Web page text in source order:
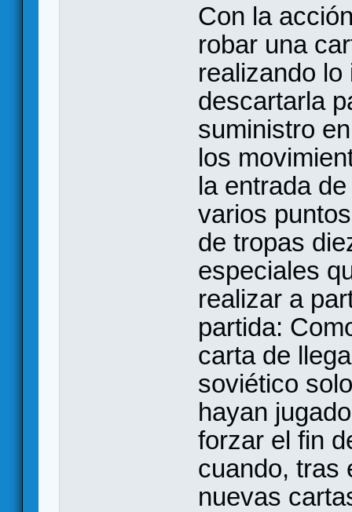
Con la
robar una
realizando
descartarla
suministro
los
la entrada
varios
de tropas
especiales
realizar a
partida:
carta de
soviético
hayan
forzar el fin
cuando, tras
nuevas